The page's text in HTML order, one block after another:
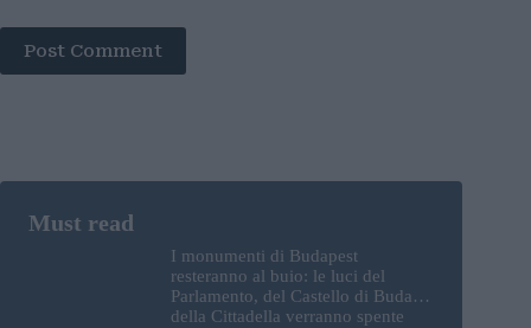
Post Comment
I monumenti di Budapest
resteranno al buio: le luci del
Parlamento, del Castello di Buda e
della Cittadella verranno spente